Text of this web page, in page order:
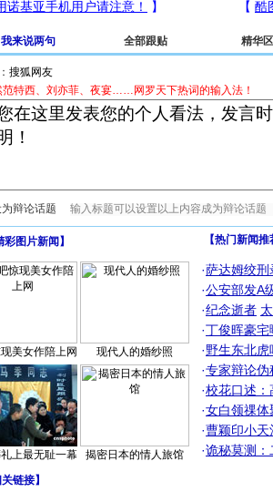
我来说两句 全部跟贴 精华区
范特西、刘亦菲、夜宴……网罗天下热词的输入法！
为辩论话题
彩图片新闻 】
美女作陪上网 现代人的婚纱照
上最无耻一幕 揭密日本的情人旅馆
【热门新闻
·萨达姆绞刑
·公安部发A
·纪念逝者
·丁俊晖豪
·野生东北
·专家辩论伪
·校花口述：
·女白领祼体
·曹颖印小天
·诡秘莫测：
链接】